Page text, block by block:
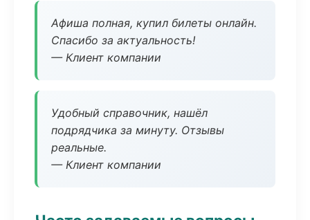
Афиша полная, купил билеты онлайн.
Спасибо за актуальность!
— Клиент компании
Удобный справочник, нашёл
подрядчика за минуту. Отзывы
реальные.
— Клиент компании